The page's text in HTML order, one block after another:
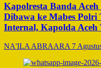
Kapolresta Banda
Dibawa ke Mabes Polri
Internal, Kapolda
NA'ILA ABRAARA 7